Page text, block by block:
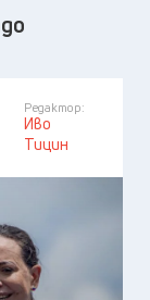
Редактор:
Иво
Тицин